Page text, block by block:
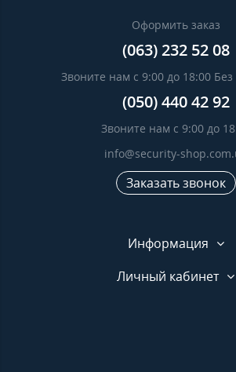
Оформить заказ
(063) 232 52 08
Звоните нам с 9:00 до 18:00
(050) 440 42 92
Звоните нам с 9:00 до
info@security-
Заказать звонок
Информация
Личный кабинет